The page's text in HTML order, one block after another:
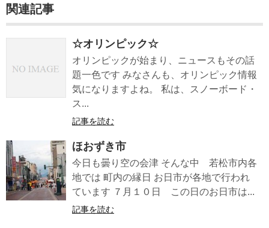
関連記事
☆オリンピック☆
オリンピックが始まり、ニュースもその話
題一色です みなさんも、オリンピック情報
気になりますよね。 私は、スノーボード・
ス...
記事を読む
ほおずき市
今日も曇り空の会津 そんな中 若松市内各
地では 町内の縁日 お日市が各地で行われ
ています ７月１０日 この日のお日市は...
記事を読む